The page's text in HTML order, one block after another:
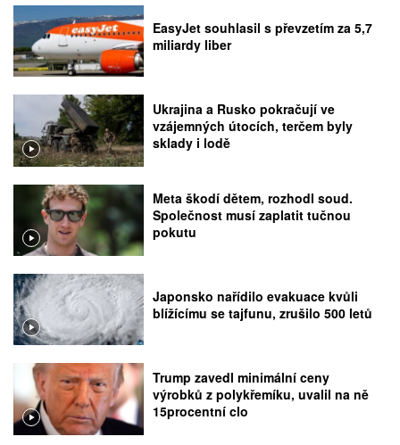
EasyJet souhlasil s převzetím za 5,7
miliardy liber
Ukrajina a Rusko pokračují ve
vzájemných útocích, terčem byly
sklady i lodě
Meta škodí dětem, rozhodl soud.
Společnost musí zaplatit tučnou
pokutu
Japonsko nařídilo evakuace kvůli
blížícímu se tajfunu, zrušilo 500 letů
Trump zavedl minimální ceny
výrobků z polykřemíku, uvalil na ně
15procentní clo